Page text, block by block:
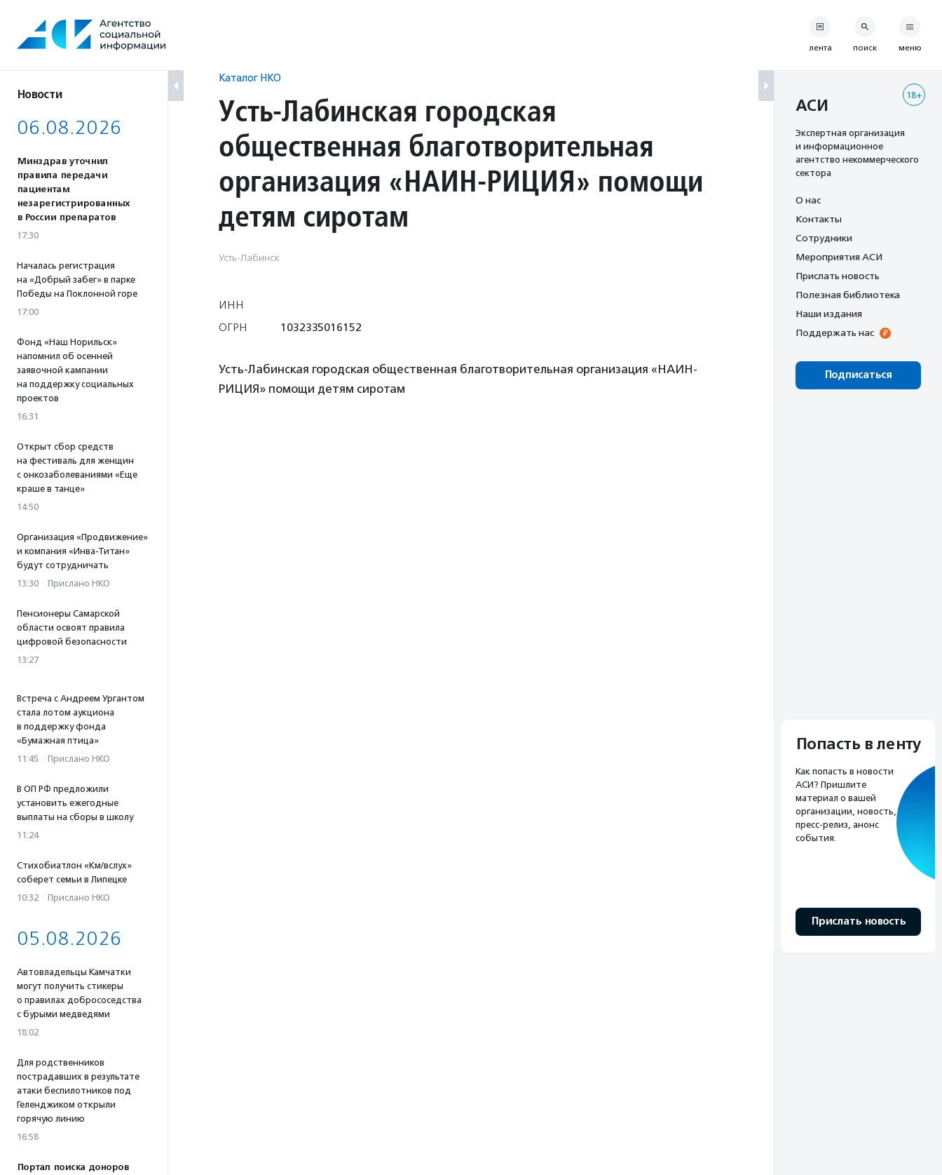
содержанию
Новости
06.08.2026
Минздрав уточнил
правила передачи
пациентам
незарегистрированных
в России препаратов
17:30
Началась регистрация
на «Добрый забег» в парке
Победы на Поклонной горе
17:00
Фонд «Наш Норильск»
напомнил об осенней
заявочной кампании
на поддержку социальных
проектов
16:31
Открыт сбор средств
на фестиваль для женщин
с онкозаболеваниями «Еще
краше в танце»
14:50
Организация «Продвижение»
и компания «Инва-Титан»
будут сотрудничать
13:30 · Прислано НКО
Пенсионеры Самарской
области освоят правила
цифровой безопасности
13:27
Встреча с Андреем Ургантом
стала лотом аукциона
в поддержку фонда
«Бумажная птица»
11:45 · Прислано НКО
В ОП РФ предложили
установить ежегодные
выплаты на сборы в школу
11:24
Стихобиатлон «Км/вслух»
соберет семьи в Липецке
10:32 · Прислано НКО
05.08.2026
Автовладельцы Камчатки
могут получить стикеры
о правилах добрососедства
с бурыми медведями
18:02
Для родственников
пострадавших в результате
атаки беспилотников под
Геленджиком открыли
горячую линию
16:58
Портал поиска доноров
Каталог НКО
Усть-Лабинская городская
общественная благотворительная
организация «НАИН-РИЦИЯ» помощи
детям сиротам
Усть-Лабинск
ИНН
ОГРН
1032335016152
Усть-Лабинская городская общественная благотворительная организация «НАИН-
РИЦИЯ» помощи детям сиротам
лента поиск меню
18+
АСИ
Экспертная организация
и информационное
агентство некоммерческого
сектора
О нас
Контакты
Сотрудники
Мероприятия АСИ
Прислать новость
Полезная библиотека
Наши издания
Поддержать нас
Подписаться
Попасть в ленту
Как попасть в новости
АСИ? Пришлите
материал о вашей
организации, новость,
пресс-релиз, анонс
события.
Прислать новость